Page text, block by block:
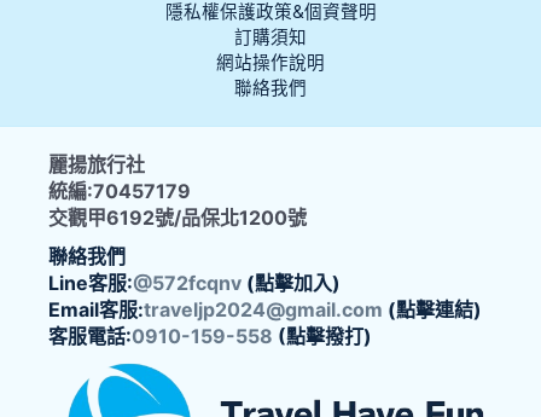
隱私權保護政策&個資聲明
訂購須知
網站操作說明
聯絡我們
麗揚旅行社
統編:70457179
交觀甲6192號/品保北1200號
聯絡我們
Line客服:@572fcqnv (點擊加入)
Email客服:traveljp2024@gmail.com (點擊連結)
客服電話:0910-159-558 (點擊撥打)